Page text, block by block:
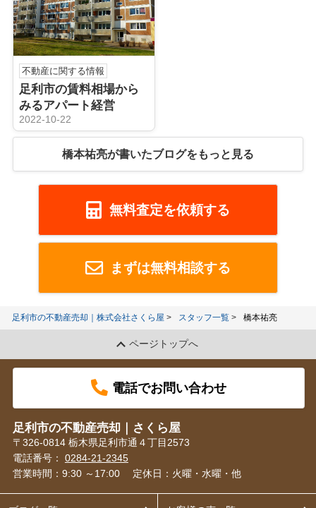
不動産に関する情報
足利市の賃料相場から
みるアパート経営
2022-10-22
橋本祐亮が書いたブログをもっと見る
無料査定を依頼する
まずは無料相談する
足利市の不動産売却｜株式会社さくら屋 スタッフ一覧 橋本祐亮
ページトップへ
電話でお問い合わせ
足利市の不動産売却｜さくら屋
〒326-0814 栃木県足利市通４丁目2573
電話番号： 0284-21-2345
営業時間：9:30 ～17:00
定休日：火曜・水曜・他